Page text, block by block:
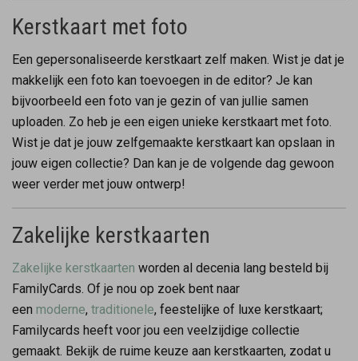
Kerstkaart met foto
Een gepersonaliseerde kerstkaart zelf maken. Wist je dat je
makkelijk een foto kan toevoegen in de editor? Je kan
bijvoorbeeld een foto van je gezin of van jullie samen
uploaden. Zo heb je een eigen unieke kerstkaart met foto.
Wist je dat je jouw zelfgemaakte kerstkaart kan opslaan in
jouw eigen collectie? Dan kan je de volgende dag gewoon
weer verder met jouw ontwerp!
Zakelijke kerstkaarten
Zakelijke kerstkaarten worden al decenia lang besteld bij
FamilyCards. Of je nou op zoek bent naar
een moderne, traditionele, feestelijke of luxe kerstkaart;
Familycards heeft voor jou een veelzijdige collectie
gemaakt. Bekijk de ruime keuze aan kerstkaarten, zodat u